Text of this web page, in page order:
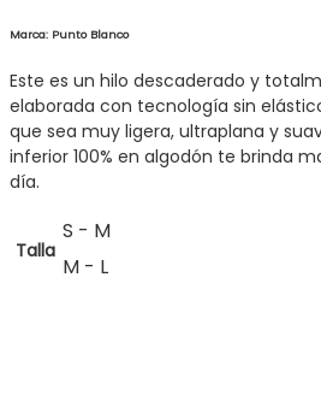
Marca: Punto Blanco
Este es un hilo descaderado y
elaborada con tecnología sin
que sea muy ligera, ultraplana y
inferior 100% en algodón te brinda
día.
Talla
S - M
M - L